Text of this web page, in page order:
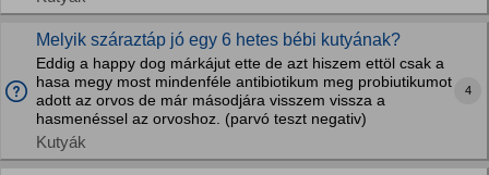
Melyik száraztáp jó egy 6 hetes bébi kutyának?
Eddig a happy dog márkájut ette de azt hiszem ettöl csak a
hasa megy most mindenféle antibiotikum meg probiutikumot
adott az orvos de már másodjára visszem vissza a
hasmenéssel az orvoshoz. (parvó teszt negativ)
Kutyák
4